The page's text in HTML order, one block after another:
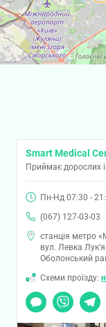
Smart Medical
Приймає дорослих і
Пн-Нд 07:30 -
(067) 127-03-03
станція метро
вул. Левка
Оболонський
Схеми проїзду:
Чат
Viber